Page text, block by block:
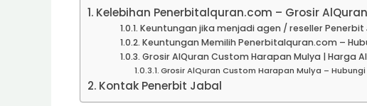
Kelebihan Penerbitalquran.com – Grosir
Keuntungan jika menjadi agen / reseller Penerbit
Keuntungan Memilih Penerbitalquran.com –
Grosir AlQuran Custom Harapan Mulya | Harga
Grosir AlQuran Custom Harapan Mulya –
Kontak Penerbit Jabal